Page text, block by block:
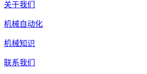
关于我们
机械自动化
机械知识
联系我们